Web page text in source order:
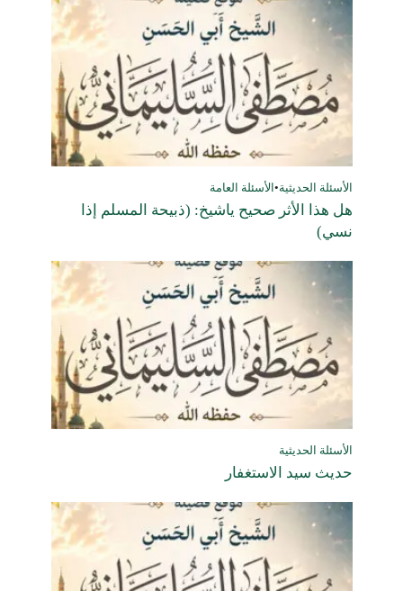
الأسئلة الحديثية• الأسئلة العامة
هل هذا الأثر صحيح ياشيخ: (ذبيحة المسلم إذا
نسي)
الأسئلة الحديثية
حديث سيد الاستغفار